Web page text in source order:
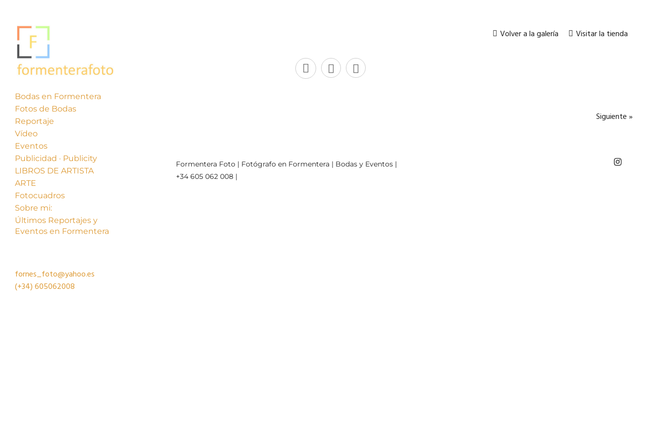
Bodas en Formentera
Fotos de Bodas
Reportaje
Vídeo
Eventos
Publicidad · Publicity
LIBROS DE ARTISTA
ARTE
Fotocuadros
Sobre mi:
Últimos Reportajes y
Eventos en Formentera
fornes_foto@yahoo.es
(+34)605062008
Volver a la galería Visitar la tienda
« Anterior Siguiente »
Formentera Foto | Fotógrafo en Formentera | Bodas y Eventos |
+34 605 062 008 |